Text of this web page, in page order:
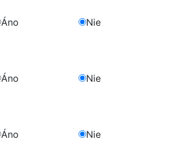
Áno Nie
Áno Nie
Áno Nie